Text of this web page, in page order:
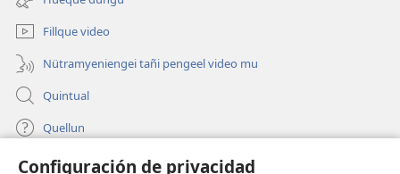
Configuración de privacidad
mu)
hue
pestaña
mu)
Fillque video
Nütramyeniengei tañi pengeel video mu
Quintual
Quellun